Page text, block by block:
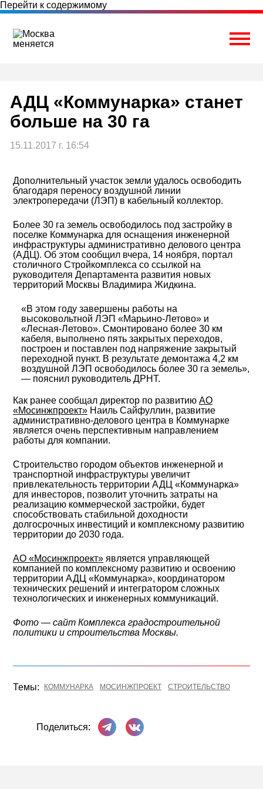
Перейти к содержимому
АДЦ «Коммунарка» станет
больше на 30 га
15.11.2017 г. 16:54
Дополнительный участок земли удалось освободить
благодаря переносу воздушной линии
электропередачи (ЛЭП) в кабельный коллектор.
Более 30 га земель освободилось под застройку в
поселке Коммунарка для оснащения инженерной
инфраструктуры административно делового центра
(АДЦ). Об этом сообщил вчера, 14 ноября, портал
столичного Стройкомплекса со ссылкой на
руководителя Департамента развития новых
территорий Москвы Владимира Жидкина.
«В этом году завершены работы на
высоковольтной ЛЭП «Марьино-Летово» и
«Лесная-Летово». Смонтировано более 30 км
кабеля, выполнено пять закрытых переходов,
построен и поставлен под напряжение закрытый
переходной пункт. В результате демонтажа 4,2 км
воздушной ЛЭП освободилось более 30 га земель»,
— пояснил руководитель ДРНТ.
Как ранее сообщал директор по развитию АО
«Мосинжпроект» Наиль Сайфуллин, развитие
административно-делового центра в Коммунарке
является очень перспективным направлением
работы для компании.
Строительство городом объектов инженерной и
транспортной инфраструктуры увеличит
привлекательность территории АДЦ «Коммунарка»
для инвесторов, позволит уточнить затраты на
реализацию коммерческой застройки, будет
способствовать стабильной доходности
долгосрочных инвестиций и комплексному развитию
территории до 2030 года.
АО «Мосинжпроект» является управляющей
компанией по комплексному развитию и освоению
территории АДЦ «Коммунарка», координатором
технических решений и интегратором сложных
технологических и инженерных коммуникаций.
Фото — сайт Комплекса градостроительной
политики и строительства Москвы.
Темы: КОММУНАРКА МОСИНЖПРОЕКТ СТРОИТЕЛЬСТВО
Поделиться:
Поделиться в Телеграме
Поделиться ВКонтакте